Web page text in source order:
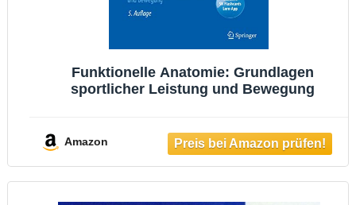
Funktionelle Anatomie: Grundlagen
sportlicher Leistung und Bewegung
Amazon